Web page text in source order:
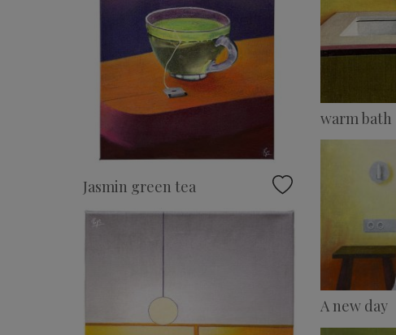
warm bath
Jasmin green tea
A new day